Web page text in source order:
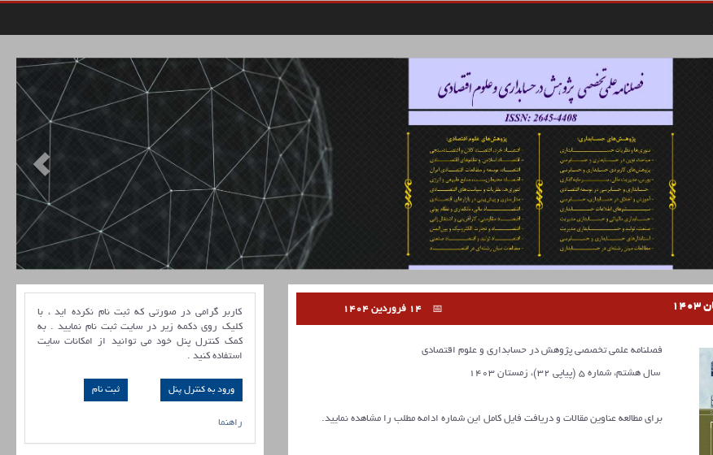
فصلنامه علمی تخصصی پژوهش در حسابداری و علوم اقتصادی
سال هشتم، شماره 5 (پیاپی 32)، زمستان 1403
برای مطالعه عناوین مقالات و دریافت فایل کامل این شماره ادامه مطلب را مشاهده نمایید.
کاربر گرامی در صورتی که ثبت نام نکرده اید ، با
کلیک روی دکمه زیر در سایت ثبت نام نمایید . به
کمک کنترل پنل خود می توانید از امکانات سایت
استفاده کنید .
ورود به کنترل پنل
راهنما